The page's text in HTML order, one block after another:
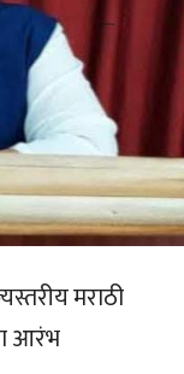
मराठी
आरंभ